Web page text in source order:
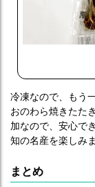
冷凍なので、もう
おのわら焼きたた
加なので、安心で
知の名産を楽しみ
まとめ